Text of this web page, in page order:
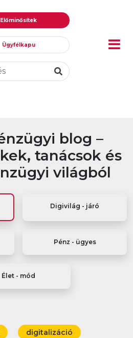
Előminősítek
Ügyfélkapu
blog –
tanácsok és
világból
Digivilág - járó
Pénz - ügyes
Élet - mód
digitalizáció